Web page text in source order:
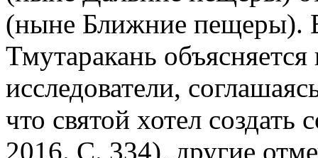
(ныне Ближние пещеры).
Тмутаракань
исследователи,
что святой хотел
2016. С. 334), другие